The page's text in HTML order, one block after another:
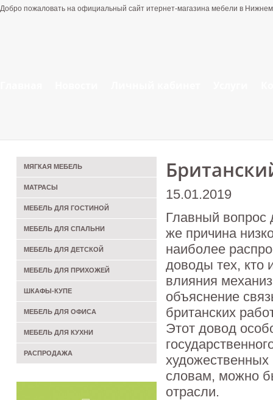
Добро пожаловать на официальный сайт итернет-магазина мебели в
15.01.2019
Главный вопрос
же причина
наиболее
доводы тех, кто
влияния
объяснение
британских
Этот довод
художественных
словам, можно
отрасли.
МЯГКАЯ МЕБЕЛЬ
МАТРАСЫ
МЕБЕЛЬ ДЛЯ ГОСТИНОЙ
МЕБЕЛЬ ДЛЯ СПАЛЬНИ
МЕБЕЛЬ ДЛЯ ДЕТСКОЙ
МЕБЕЛЬ ДЛЯ ПРИХОЖЕЙ
ШКАФЫ-КУПЕ
МЕБЕЛЬ ДЛЯ ОФИСА
МЕБЕЛЬ ДЛЯ КУХНИ
РАСПРОДАЖА